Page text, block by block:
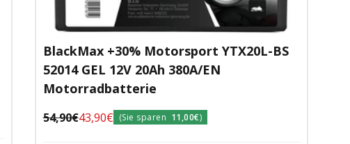
BlackMax +30% Motorsport YTX20L-BS
52014 GEL 12V 20Ah 380A/EN
Motorradbatterie
Angebotspreis
43,90€
Regulärer
54,90€ (Sie sparen 11,00€)